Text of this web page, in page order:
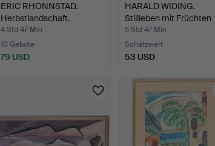
ERIC RHÖNNSTAD.
Herbstlandschaft.
4 Std 47 Min
10 Gebote
79 USD
HARALD WIDING.
Stillleben mit Früchten
und…
5 Std 47 Min
Schätzwert
53 USD